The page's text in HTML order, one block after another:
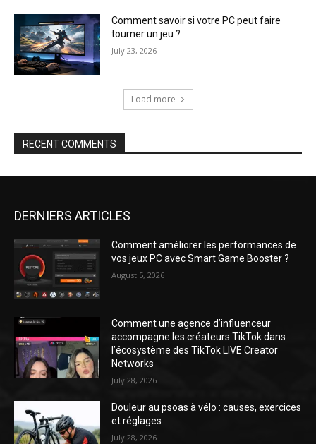
Comment savoir si votre PC peut faire
tourner un jeu ?
July 23, 2026
Load more
RECENT COMMENTS
DERNIERS ARTICLES
Comment améliorer les performances de
vos jeux PC avec Smart Game Booster ?
August 5, 2026
Comment une agence d’influenceur
accompagne les créateurs TikTok dans
l’écosystème des TikTok LIVE Creator
Networks
July 28, 2026
Douleur au psoas à vélo : causes, exercices
et réglages
July 28, 2026